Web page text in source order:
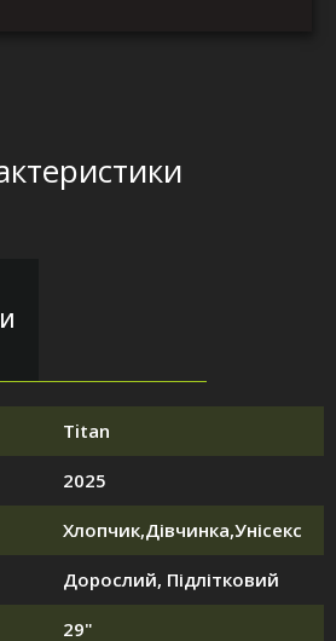
Titan
2025
Хлопчик,Дівчинка,Унісекс
Дорослий, Підлітковий
29"